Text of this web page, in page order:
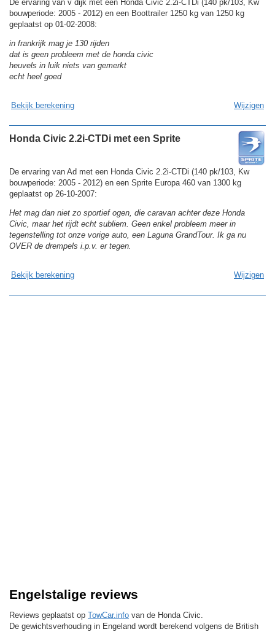
De ervaring van v dijk met een Honda Civic 2.2i-CTDi (140 pk/103, Kw
bouwperiode: 2005 - 2012) en een Boottrailer 1250 kg van 1250 kg
geplaatst op 01-02-2008:
in frankrijk mag je 130 rijden
dat is geen probleem met de honda civic
heuvels in luik niets van gemerkt
echt heel goed
Bekijk berekening Wijzigen
Honda Civic 2.2i-CTDi met een Sprite
De ervaring van Ad met een Honda Civic 2.2i-CTDi (140 pk/103, Kw
bouwperiode: 2005 - 2012) en een Sprite Europa 460 van 1300 kg
geplaatst op 26-10-2007:
Het mag dan niet zo sportief ogen, die caravan achter deze Honda
Civic, maar het rijdt echt subliem. Geen enkel probleem meer in
tegenstelling tot onze vorige auto, een Laguna GrandTour. Ik ga nu
OVER de drempels i.p.v. er tegen.
Bekijk berekening Wijzigen
Engelstalige reviews
Reviews geplaatst op TowCar.info van de Honda Civic.
De gewichtsverhouding in Engeland wordt berekend volgens de British